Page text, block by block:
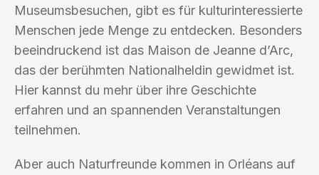
Museumsbesuchen, gibt es für kulturinteressierte
Menschen jede Menge zu entdecken. Besonders
beeindruckend ist das Maison de Jeanne d’Arc,
das der berühmten Nationalheldin gewidmet ist.
Hier kannst du mehr über ihre Geschichte
erfahren und an spannenden Veranstaltungen
teilnehmen.
Aber auch Naturfreunde kommen in Orléans auf